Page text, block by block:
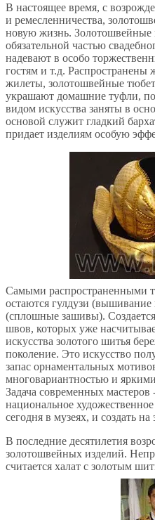
В настоящее время, с
и ремесленничества,
новую жизнь. Золотошвейные
обязательной частью
надевают в особо
гостям и т.д.
жилеты, золотошвейные
украшают домашние туфли,
видом искусства заняты в
основой служит гладкий
придает изделиям особую
Самыми распространенными
остаются гулдузи (вышивание
(сплошные зашивы).
швов, которых уже
искусства золотого шитья
поколение. Это искусство
запас орнаментальных
многовариантностью и
Задача современных мастеров
национальное
сегодня в музеях, и создать
В последние десятилетия
золотошвейных изделий.
считается халат с золотым